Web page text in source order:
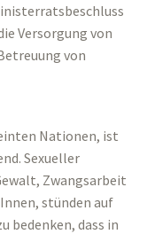
Versorgung von
von
Nationen, ist
Sexueller
Zwangsarbeit
stünden auf
bedenken, dass in